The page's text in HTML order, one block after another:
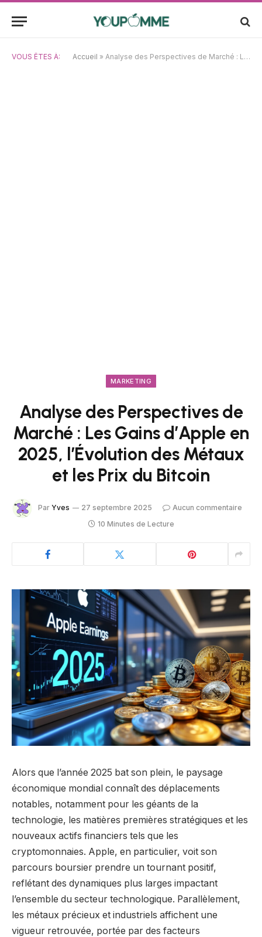
VOUS ÊTES À: Accueil » Analyse des Perspectives de Marché : Les Gains d’Apple en 2025, l’Évolution des Métaux et les Prix du Bitcoin
MARKETING
Analyse des Perspectives de
Marché : Les Gains d’Apple en
2025, l’Évolution des Métaux
et les Prix du Bitcoin
Par Yves 27 septembre 2025
Aucun commentaire
10 Minutes de Lecture
Alors que l’année 2025 bat son plein, le paysage
économique mondial connaît des déplacements
notables, notamment pour les géants de la
technologie, les matières premières stratégiques et les
nouveaux actifs financiers tels que les
cryptomonnaies. Apple, en particulier, voit son
parcours boursier prendre un tournant positif,
reflétant des dynamiques plus larges impactant
l’ensemble du secteur technologique. Parallèlement,
les métaux précieux et industriels affichent une
vigueur retrouvée, portée par des facteurs